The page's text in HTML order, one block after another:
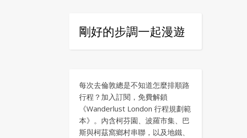
剛好的步調一起漫遊
每次去倫敦總是不知道怎麼排順路
行程？加入訂閱，免費解鎖
《Wanderlust London 行程規劃範
本》。內含柯芬園、波羅市集、巴
斯與柯茲窩鄉村串聯，以及地鐵、